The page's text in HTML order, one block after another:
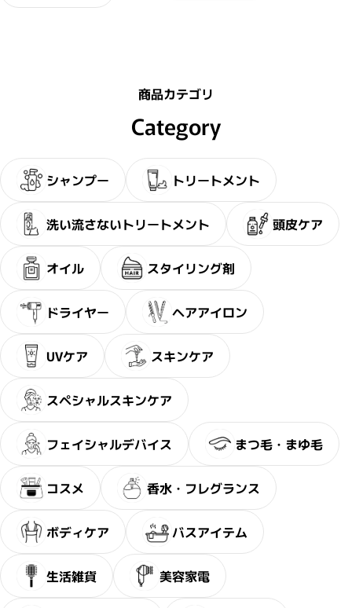
サブリミック正規販売店・2〜3問の簡単な問診に
お答えください。
商品カテゴリ
Category
シャンプー トリートメント
洗い流さないトリートメント 頭皮ケア
オイル スタイリング剤
ドライヤー ヘアアイロン
UVケア スキンケア
スペシャルスキンケア
フェイシャルデバイス まつ毛・まゆ毛
コスメ 香水・フレグランス
ボディケア バスアイテム
生活雑貨 美容家電